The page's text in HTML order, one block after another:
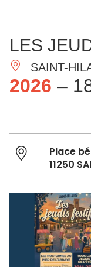
ESSENTIAL
AND
DO
LES
SAINT-
2026 –
Place
11250